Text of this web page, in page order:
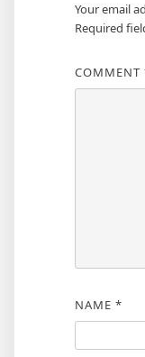
Your email
Required
COMMENT
NAME *